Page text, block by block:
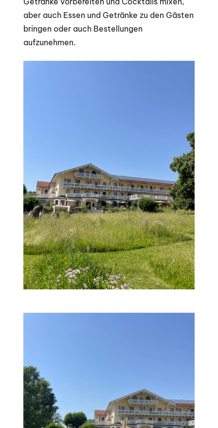
aber auch Essen und Getränke zu den Gästen
bringen oder auch Bestellungen
aufzunehmen.